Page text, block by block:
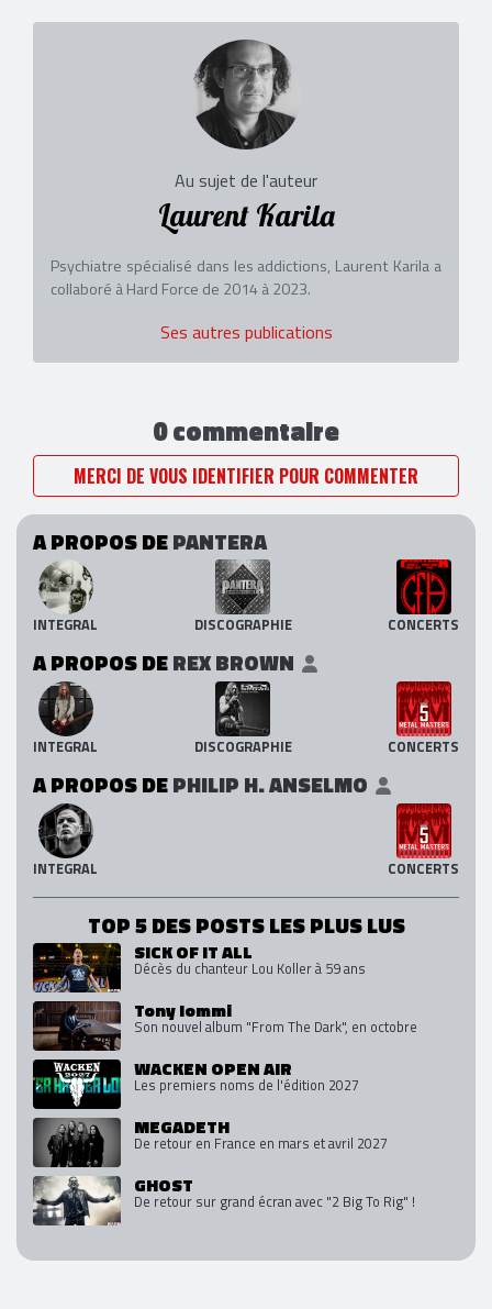
Au sujet de l'auteur
Laurent Karila
Psychiatre spécialisé dans les addictions, Laurent Karila a
collaboré à Hard Force de 2014 à 2023.
Ses autres publications
0 commentaire
MERCI DE VOUS IDENTIFIER POUR COMMENTER
A PROPOS DEPANTERA
INTEGRAL DISCOGRAPHIE CONCERTS
A PROPOS DEREX BROWN
INTEGRAL DISCOGRAPHIE CONCERTS
A PROPOS DEPHILIP H. ANSELMO
INTEGRAL CONCERTS
TOP 5 DES POSTS LES PLUS LUS
SICK OF IT ALL
Décès du chanteur Lou Koller à 59 ans
Tony Iommi
Son nouvel album "From The Dark", en octobre
WACKEN OPEN AIR
Les premiers noms de l'édition 2027
MEGADETH
De retour en France en mars et avril 2027
GHOST
De retour sur grand écran avec "2 Big To Rig" !